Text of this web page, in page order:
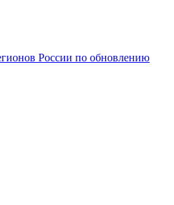
России по обновлению